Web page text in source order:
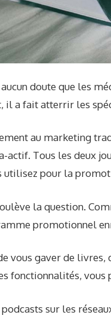
doute que les
il a fait atterrir les
au marketing
actif. Tous les deux
utilisez pour la
la question.
promotionnel
vous gaver de livres,
fonctionnalités, vous
sur les